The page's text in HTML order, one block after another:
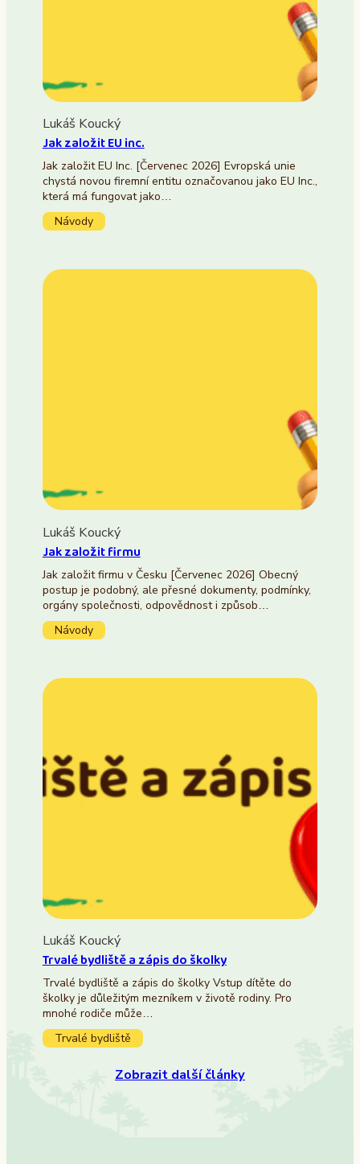
Lukáš Koucký
Jak založit EU inc.
Jak založit EU Inc. [Červenec 2026] Evropská unie
chystá novou firemní entitu označovanou jako EU Inc.,
která má fungovat jako…
Návody
Lukáš Koucký
Jak založit firmu
Jak založit firmu v Česku [Červenec 2026] Obecný
postup je podobný, ale přesné dokumenty, podmínky,
orgány společnosti, odpovědnost i způsob…
Návody
Lukáš Koucký
Trvalé bydliště a zápis do školky
Trvalé bydliště a zápis do školky Vstup dítěte do
školky je důležitým mezníkem v životě rodiny. Pro
mnohé rodiče může…
Trvalé bydliště
Zobrazit další články